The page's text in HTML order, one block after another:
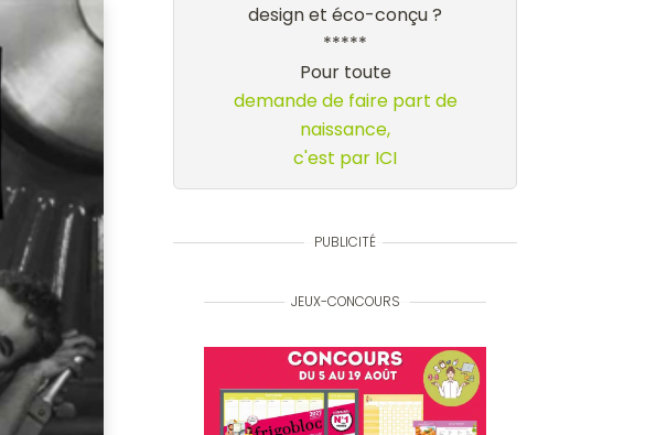
design et éco-conçu ?
*****
Pour toute
demande de faire part de
naissance,
c'est par ICI
PUBLICITÉ
JEUX-CONCOURS